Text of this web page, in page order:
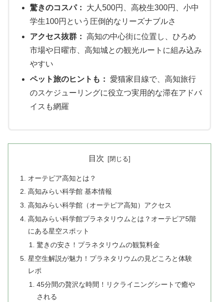
驚きのコスパ：
大人500円、高校生300円、小中
学生100円という圧倒的なリーズナブルさ
アクセス抜群： 高知の中心街に位置し、ひろめ
市場や日曜市、高知城との観光ルートに組み込み
やすい
ペット旅のヒントも： 愛猫家目線で、高知旅行
のスケジューリングに役立つ実用的な滞在アドバ
イスも網羅
目次
オーテピア高知とは？
高知みらい科学館 基本情報
高知みらい科学館（オーテピア高知）アクセス
高知みらい科学館プラネタリウムとは？オーテピア5階
にある星空スポット
驚きの安さ！プラネタリウムの観覧料金
星空生解説が魅力！プラネタリウムの見どころと体験
レポ
45分間の贅沢な時間！リクライニングシートで癒や
される